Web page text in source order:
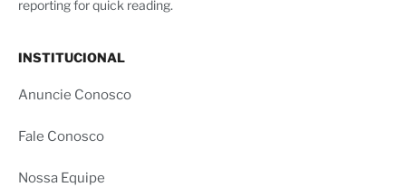
reporting for quick reading.
INSTITUCIONAL
Anuncie Conosco
Fale Conosco
Nossa Equipe